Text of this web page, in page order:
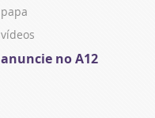
papa
vídeos
anuncie no A12